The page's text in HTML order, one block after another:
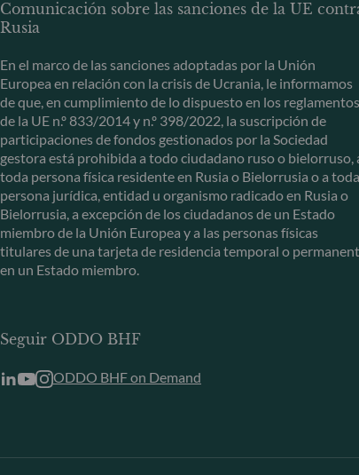
Comunicación sobre las sanciones de la UE
Rusia
En el marco de las sanciones adoptadas por la Unión
Europea en relación con la crisis de Ucrania, le informamos
de que, en cumplimiento de lo dispuesto en los reglamentos
de la UE n.º 833/2014 y n.º 398/2022, la suscripción de
participaciones de fondos gestionados por la Sociedad
gestora está prohibida a todo ciudadano ruso o bielorruso,
toda persona física residente en Rusia o Bielorrusia o a toda
persona jurídica, entidad u organismo radicado en Rusia o
Bielorrusia, a excepción de los ciudadanos de un Estado
miembro de la Unión Europea y a las personas físicas
titulares de una tarjeta de residencia temporal o
en un Estado miembro.
Seguir ODDO BHF
ODDO BHF on Demand